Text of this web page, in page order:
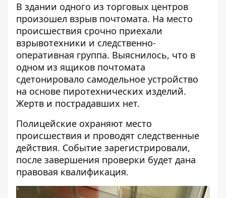
В здании одного из торговых центров
произошел взрыв почтомата. На место
происшествия срочно приехали
взрывотехники и следственно-
оперативная группа. Выяснилось, что в
одном из ящиков почтомата
сдетонировало самодельное устройство
на основе пиротехнических изделий.
Жертв и пострадавших нет.
Полицейские охраняют место
происшествия и проводят следственные
действия. Событие зарегистрировали,
после завершения проверки будет дана
правовая квалификация.